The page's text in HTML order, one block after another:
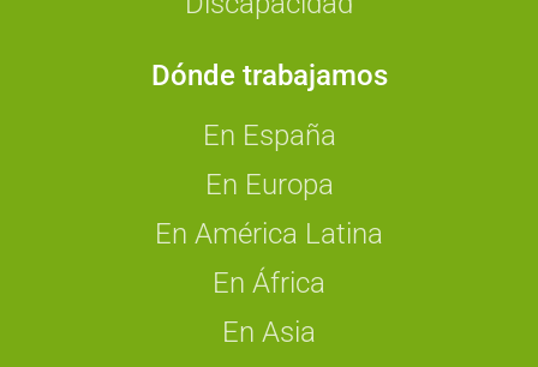
Dónde trabajamos
En España
En Europa
En América Latina
En África
En Asia